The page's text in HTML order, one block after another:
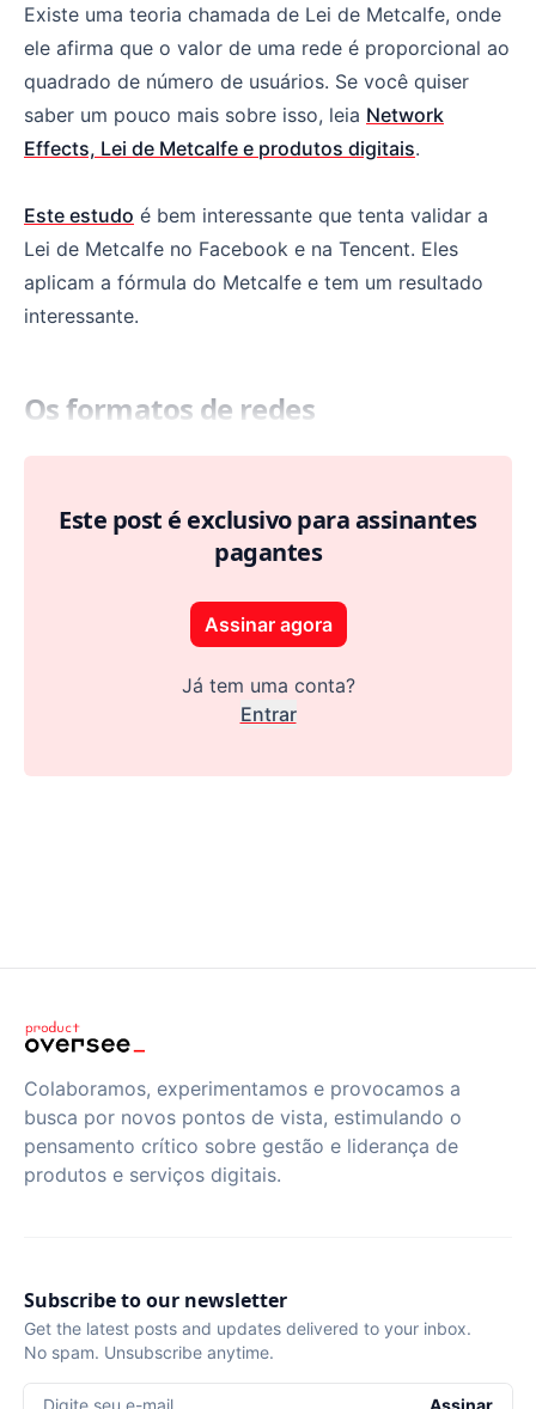
Existe uma teoria chamada de Lei de Metcalfe, onde
ele afirma que o valor de uma rede é proporcional ao
quadrado de número de usuários. Se você quiser
saber um pouco mais sobre isso, leia Network
Effects, Lei de Metcalfe e produtos digitais.
Este estudo é bem interessante que tenta validar a
Lei de Metcalfe no Facebook e na Tencent. Eles
aplicam a fórmula do Metcalfe e tem um resultado
interessante.
Os formatos de redes
Este post é exclusivo para assinantes
pagantes
Assinar agora
Já tem uma conta?
Entrar
Colaboramos, experimentamos e provocamos a
busca por novos pontos de vista, estimulando o
pensamento crítico sobre gestão e liderança de
produtos e serviços digitais.
Subscribe to our newsletter
Get the latest posts and updates delivered to your inbox.
No spam. Unsubscribe anytime.